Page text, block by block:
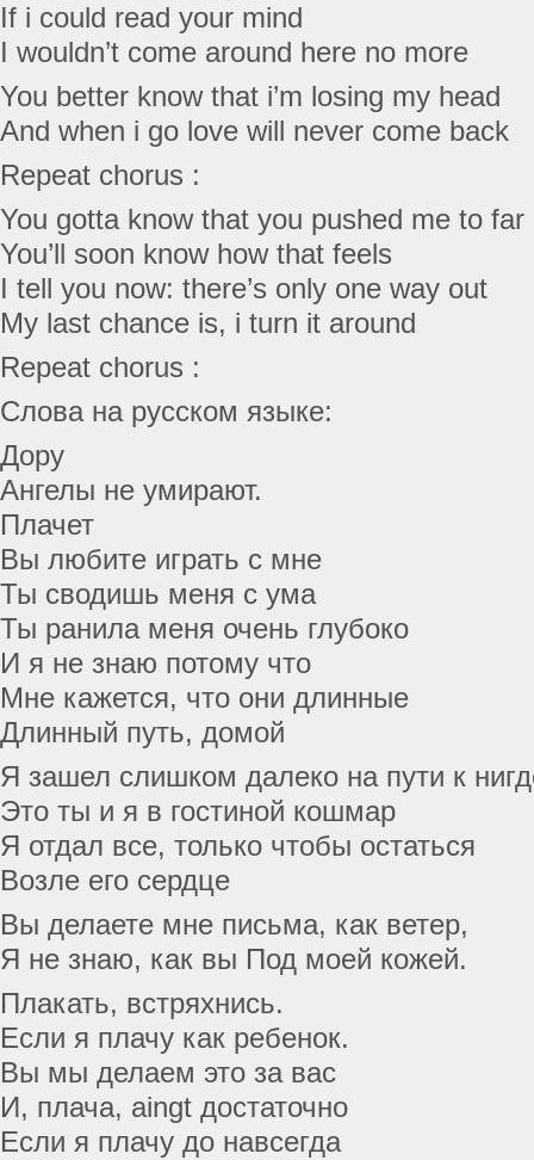
If i could read your mind
I wouldn’t come around here no more
You better know that i’m losing my head
And when i go love will never come back
Repeat chorus :
You gotta know that you pushed me to far
You’ll soon know how that feels
I tell you now: there’s only one way out
My last chance is, i turn it around
Repeat chorus :
Слова на русском языке:
Дору
Ангелы не умирают.
Плачет
Вы любите играть с мне
Ты сводишь меня с ума
Ты ранила меня очень глубоко
И я не знаю потому что
Мне кажется, что они длинные
Длинный путь, домой
Я зашел слишком далеко на пути к
Это ты и я в гостиной кошмар
Я отдал все, только чтобы остаться
Возле его сердце
Вы делаете мне письма, как ветер,
Я не знаю, как вы Под моей кожей.
Плакать, встряхнись.
Если я плачу как ребенок.
Вы мы делаем это за вас
И, плача, aingt достаточно
Если я плачу до навсегда